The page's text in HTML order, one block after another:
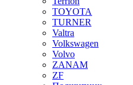
TOYOTA
TURNER
Valtra
Volkswagen
Volvo
ZANAM
ZF